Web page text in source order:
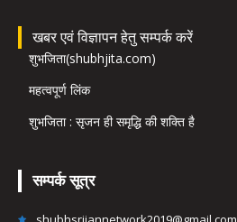
खबर एवं विज्ञापन हेतु सम्पर्क करें
शुभजिता(shubhjita.com)
महत्वपूर्ण लिंक
शुभजिता : सृजन ही समृद्धि की शक्ति है
सम्पर्क सूत्र